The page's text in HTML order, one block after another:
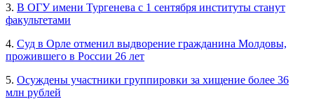
3. В ОГУ имени Тургенева с 1 сентября институты станут
факультетами
4. Суд в Орле отменил выдворение гражданина Молдовы,
прожившего в России 26 лет
5. Осуждены участники группировки за хищение более 36
млн рублей